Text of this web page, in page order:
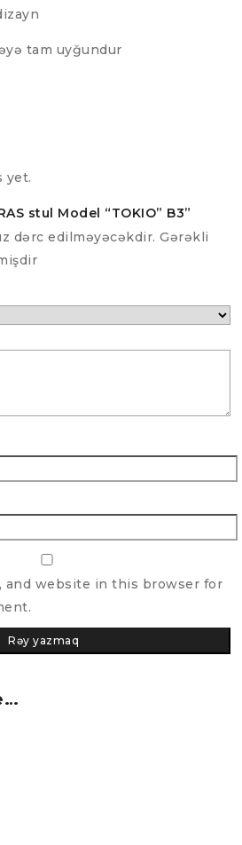
tam uyğundur
yet.
stul Model “TOKIO” B3”
dərc edilməyəcəkdir. Gərəkli
and website in this browser for